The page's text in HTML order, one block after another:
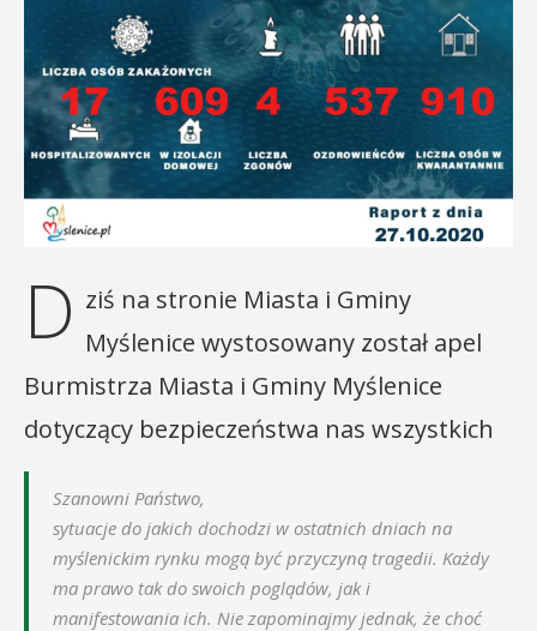
D ziś na stronie Miasta i Gminy
Myślenice wystosowany został apel
Burmistrza Miasta i Gminy Myślenice
dotyczący bezpieczeństwa nas wszystkich
Szanowni Państwo,
sytuacje do jakich dochodzi w ostatnich dniach na
myślenickim rynku mogą być przyczyną tragedii. Każdy
ma prawo tak do swoich poglądów, jak i
manifestowania ich. Nie zapominajmy jednak, że choć